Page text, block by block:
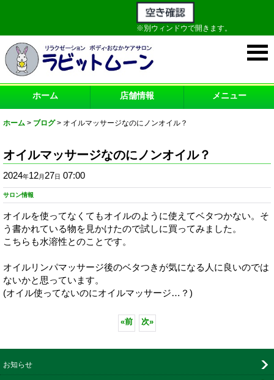
※別ウィンドウで開きます。
ホーム 店舗情報 メニュー
ホーム > ブログ > オイルマッサージなのにノンオイル？
オイルマッサージなのにノンオイル？
2024年12月 27日 07:00
サロン情報
オイルを使ってなくてもオイルのように使えてベタつかない。そ
う書かれている物を見かけたので試しに買ってみました。
こちらも水溶性とのことです。
オイルリンパマッサージ後のベタつきが気になる人に良いのでは
ないかと思っています。
(オイル使ってないのにオイルマッサージ…？)
«前 次»
お知らせ